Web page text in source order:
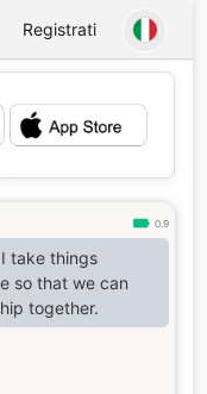
Registrati
0.9
take things
so that we can
together.